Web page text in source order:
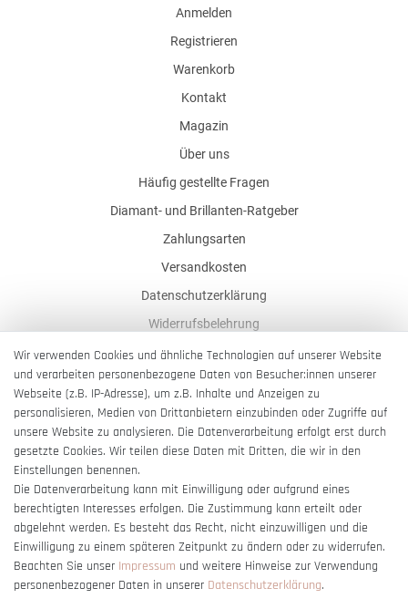
Anmelden
Registrieren
Warenkorb
Kontakt
Magazin
Über uns
Häufig gestellte Fragen
Diamant- und Brillanten-Ratgeber
Zahlungsarten
Versandkosten
Datenschutzerklärung
Widerrufsbelehrung
AGB
Impressum
Barrierefreiheitserklärung
Vertrag widerrufen
Wir verwenden Cookies und ähnliche Technologien auf unserer Website
und verarbeiten personenbezogene Daten von Besucher:innen unserer
Webseite (z.B. IP-Adresse), um z.B. Inhalte und Anzeigen zu
personalisieren, Medien von Drittanbietern einzubinden oder Zugriffe auf
unsere Website zu analysieren. Die Datenverarbeitung erfolgt erst durch
gesetzte Cookies. Wir teilen diese Daten mit Dritten, die wir in den
Einstellungen benennen.
Die Datenverarbeitung kann mit Einwilligung oder aufgrund eines
berechtigten Interesses erfolgen. Die Zustimmung kann erteilt oder
abgelehnt werden. Es besteht das Recht, nicht einzuwilligen und die
Einwilligung zu einem späteren Zeitpunkt zu ändern oder zu widerrufen.
Beachten Sie unser Impressum und weitere Hinweise zur Verwendung
personenbezogener Daten in unserer Daten­schutz­erklärung.